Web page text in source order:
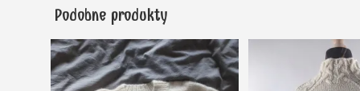
Podobne produkty